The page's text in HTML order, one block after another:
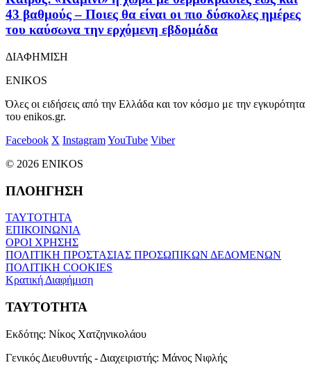
43 βαθμούς – Ποιες θα είναι οι πιο δύσκολες ημέρες
του καύσωνα την ερχόμενη εβδομάδα
ΔΙΑΦΗΜΙΣΗ
ENIKOS
Όλες οι ειδήσεις από την Ελλάδα και τον κόσμο με την εγκυρότητα
του enikos.gr.
Facebook X InstagramYouTube Viber
© 2026 ENIKOS
ΠΛΟΗΓΗΣΗ
ΤΑΥΤΟΤΗΤΑ
ΕΠΙΚΟΙΝΩΝΙΑ
ΟΡΟΙ ΧΡΗΣΗΣ
ΠΟΛΙΤΙΚΗ ΠΡΟΣΤΑΣΙΑΣ ΠΡΟΣΩΠΙΚΩΝ ΔΕΔΟΜΕΝΩΝ
ΠΟΛΙΤΙΚΗ COOKIES
Κρατική Διαφήμιση
ΤΑΥΤΟΤΗΤΑ
Εκδότης: Νίκος Χατζηνικολάου
Γενικός Διευθυντής - Διαχειριστής: Μάνος Νιφλής